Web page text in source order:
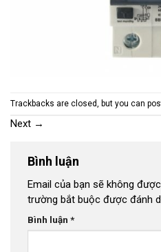
Trackbacks are closed, but you can
Next →
Bình luận
Email của bạn sẽ không
trường bắt buộc được đánh
Bình luận *